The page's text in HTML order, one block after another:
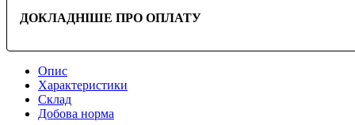
ДОКЛАДНІШЕ ПРО ОПЛАТУ
Опис
Характеристики
Склад
Добова норма